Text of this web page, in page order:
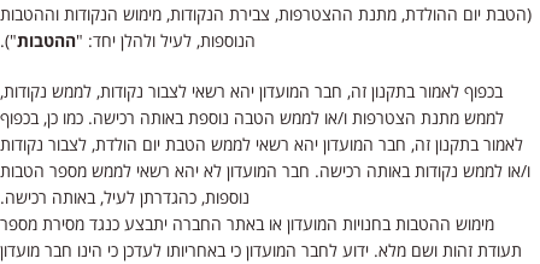
(הטבת יום ההולדת, מתנת ההצטרפות, צבירת הנקודות, מימוש הנקודות וההטבות
הנוספות, לעיל ולהלן יחד: "ההטבות").
בכפוף לאמור בתקנון זה, חבר המועדון יהא רשאי לצבור נקודות, לממש נקודות,
לממש מתנת הצטרפות ו/או לממש הטבה נוספת באותה רכישה. כמו כן, בכפוף
לאמור בתקנון זה, חבר המועדון יהא רשאי לממש הטבת יום הולדת, לצבור נקודות
ו/או לממש נקודות באותה רכישה. חבר המועדון לא יהא רשאי לממש מספר הטבות
נוספות, כהגדרתן לעיל, באותה רכישה.
מימוש ההטבות בחנויות המועדון או באתר החברה יתבצע כנגד מסירת מספר
תעודת זהות ושם מלא. ידוע לחבר המועדון כי באחריותו לעדכן כי הינו חבר מועדון